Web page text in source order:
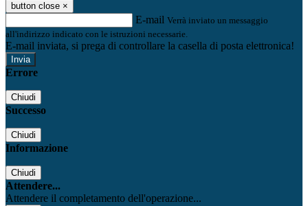
button close ×
E-mail Verrà inviato un messaggio
all'indirizzo indicato con le istruzioni necessarie.
E-mail inviata, si prega di controllare la casella di posta elettronica!
Errore
Chiudi
Successo
Chiudi
Informazione
Chiudi
Attendere...
Attendere il completamento dell'operazione...